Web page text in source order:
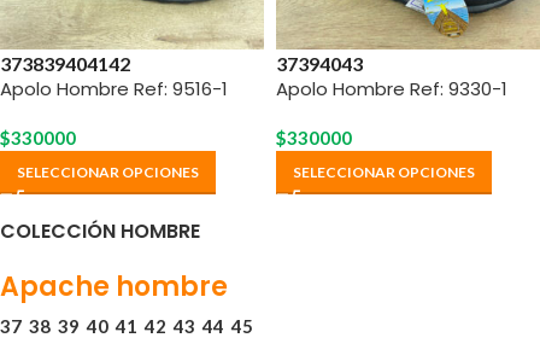
COLECCIÓN HOMBRE
Apache hombre
37 38 39 40 41 42 43 44 45
373839404142
Apolo Hombre Ref: 9516-1
$330000
SELECCIONAR OPCIONES
37394043
Apolo Hombre Ref: 9330-1
$330000
SELECCIONAR OPCIONES